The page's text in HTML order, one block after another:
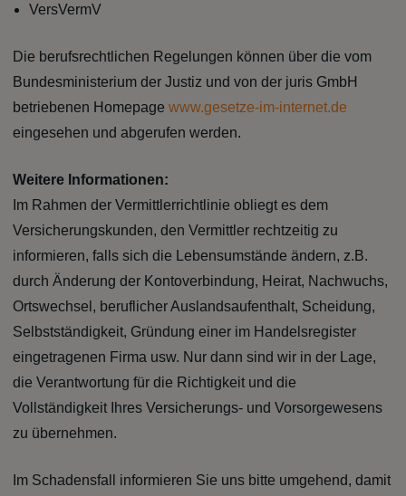
VersVermV
Die berufsrechtlichen Regelungen können über die vom
Bundesministerium der Justiz und von der juris GmbH
betriebenen Homepage www.gesetze-im-internet.de
eingesehen und abgerufen werden.
Weitere Informationen:
Im Rahmen der Vermittlerrichtlinie obliegt es dem
Versicherungskunden, den Vermittler rechtzeitig zu
informieren, falls sich die Lebensumstände ändern, z.B.
durch Änderung der Kontoverbindung, Heirat, Nachwuchs,
Ortswechsel, beruflicher Auslandsaufenthalt, Scheidung,
Selbstständigkeit, Gründung einer im Handelsregister
eingetragenen Firma usw. Nur dann sind wir in der Lage,
die Verantwortung für die Richtigkeit und die
Vollständigkeit Ihres Versicherungs- und Vorsorgewesens
zu übernehmen.
Im Schadensfall informieren Sie uns bitte umgehend, damit